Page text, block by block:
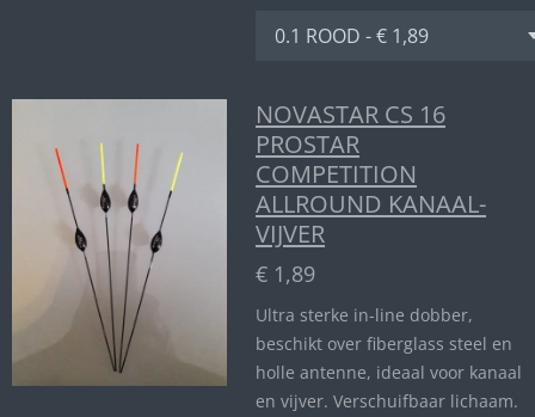
NOVASTAR CS 16
PROSTAR
COMPETITION
ALLROUND KANAAL-
VIJVER
€ 1,89
Ultra sterke in-line dobber,
beschikt over fiberglass steel en
holle antenne, ideaal voor kanaal
en vijver. Verschuifbaar lichaam.